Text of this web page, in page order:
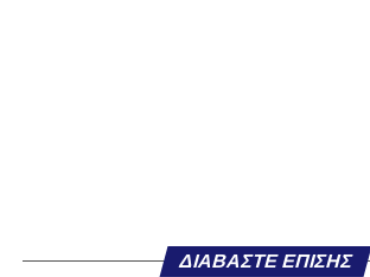
ΔΙΑΒΆΣΤΕ ΕΠΊΣΗΣ